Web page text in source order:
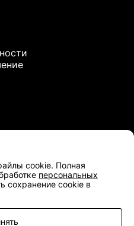
организацией и
cookie. Полная
персональных
сохранение cookie в